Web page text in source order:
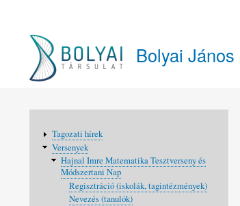
fiók
menüje
Bolyai
navigáció
Tagozati hírek
Versenyek
Hajnal Imre Matematika Tesztverseny és
Módszertani Nap
Regisztráció (iskolák, tagintézmények)
Nevezés (tanulók)